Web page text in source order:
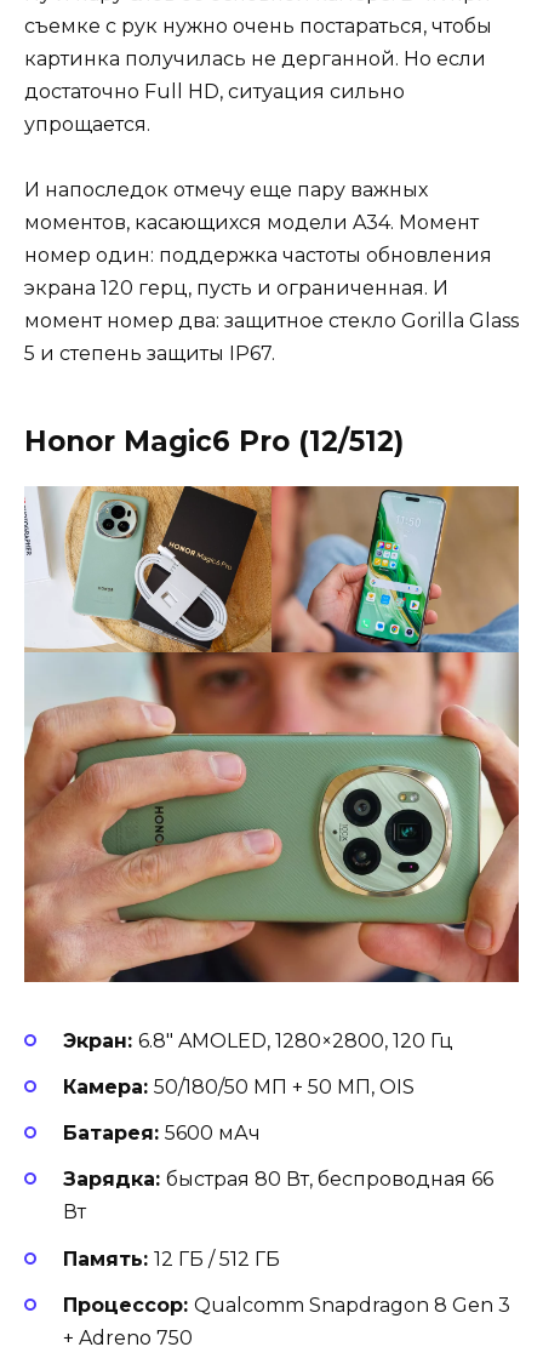
съемке с рук нужно очень постараться, чтобы
картинка получилась не дерганной. Но если
достаточно Full HD, ситуация сильно
упрощается.
И напоследок отмечу еще пару важных
моментов, касающихся модели A34. Момент
номер один: поддержка частоты обновления
экрана 120 герц, пусть и ограниченная. И
момент номер два: защитное стекло Gorilla Glass
5 и степень защиты IP67.
Honor Magic6 Pro (12/512)
Экран: 6.8″ AMOLED, 1280×2800, 120 Гц
Камера: 50/180/50 МП + 50 МП, OIS
Батарея: 5600 мАч
Зарядка: быстрая 80 Вт, беспроводная 66
Вт
Память: 12 ГБ / 512 ГБ
Процессор: Qualcomm Snapdragon 8 Gen 3
+ Adreno 750